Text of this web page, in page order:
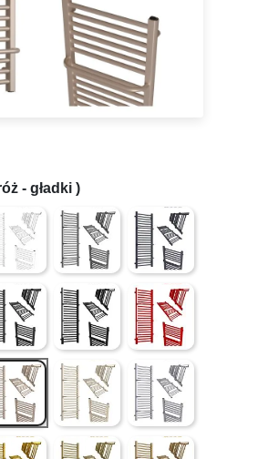
mat struktura (lekko chropowata
Antracyt struktura (lekko
Grafit ( gładki z
)struktura (lekko chropowata
Czarny połysk ( gładki )
Czerwony połysk (
(lekko chropowata powierzchnia)
Rose ( złoty róż - gładki )
QUARTZ I struktura (lekko
4 LUTY ( mieniące
(lekko chropowata
( półmat )Antyk Jaśniejszy ( gładki )
Antyk Ciemniejszy